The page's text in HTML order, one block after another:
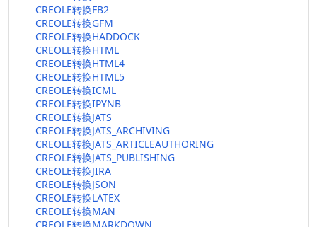
CREOLE转换FB2
CREOLE转换GFM
CREOLE转换HADDOCK
CREOLE转换HTML
CREOLE转换HTML4
CREOLE转换HTML5
CREOLE转换ICML
CREOLE转换IPYNB
CREOLE转换JATS
CREOLE转换JATS_ARCHIVING
CREOLE转换JATS_ARTICLEAUTHORING
CREOLE转换JATS_PUBLISHING
CREOLE转换JIRA
CREOLE转换JSON
CREOLE转换LATEX
CREOLE转换MAN